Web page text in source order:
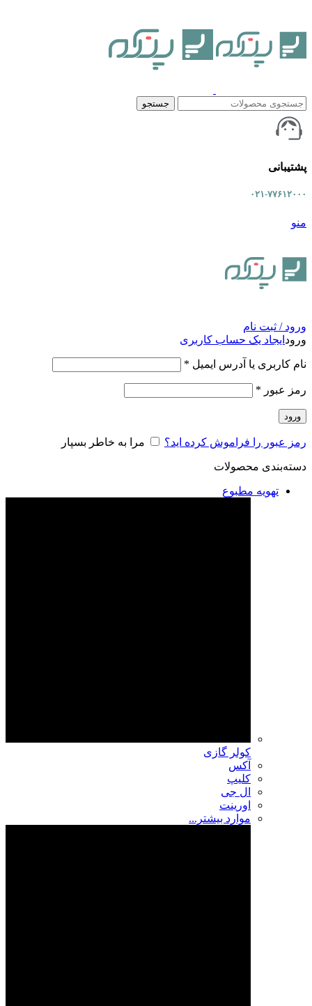
جستجو
پشتیبانی
۰۲۱-۷۷۶۱۲۰۰۰
منو
ورود / ثبت نام
ورود ایجاد یک حساب کاربری
نام کاربری یا آدرس ایمیل *
رمز عبور *
ورود
رمز عبور را فراموش کرده اید؟ مرا به خاطر بسپار
دسته‌بندی محصولات
تهویه مطبوع
کولر گازی
آکس
کلیپ
ال جی
اورینت
موارد بیشتر...